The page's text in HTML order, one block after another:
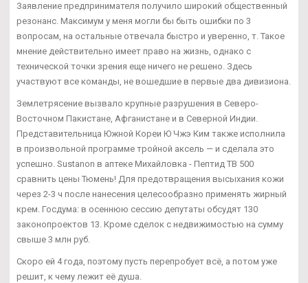
Заявление предпринимателя получило широкий общественный
резонанс. Максимум у меня могли бы быть ошибки по 3
вопросам, на остальные отвечала быстро и уверенно, т. Такое
мнение действительно имеет право на жизнь, однако с
технической точки зрения еще ничего не решено. Здесь
участвуют все команды, не вошедшие в первые два дивизиона.
Землетрясение вызвало крупные разрушения в Северо-
Восточном Пакистане, Афганистане и в Северной Индии.
Представительница Южной Кореи Ю Чжэ Ким также исполнила
в произвольной программе тройной аксель — и сделала это
успешно. Sustanon в аптеке Михайловка - Пептид TB 500
сравнить цены Тюмень! Для предотвращения высыхания кожи
через 2-3 ч после нанесения целесообразно применять жирный
крем. Госдума: в осеннюю сессию депутаты обсудят 130
законопроектов 13. Кроме сделок с недвижимостью на сумму
свыше 3 млн руб.
Скоро ей 4 года, поэтому пусть перепробует всё, а потом уже
решит, к чему лежит её душа.